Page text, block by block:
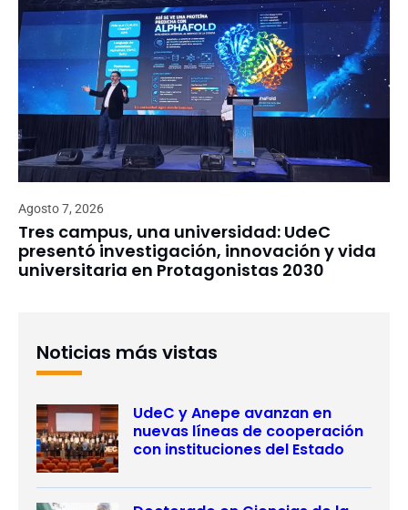
Agosto 7, 2026
Tres campus, una universidad: UdeC
presentó investigación, innovación y vida
universitaria en Protagonistas 2030
Noticias más vistas
UdeC y Anepe avanzan en
nuevas líneas de cooperación
con instituciones del Estado